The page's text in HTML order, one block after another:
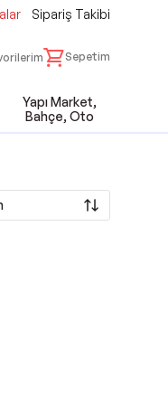
Sipariş Takibi
Sepetim
Yapı Market,
Bahçe, Oto